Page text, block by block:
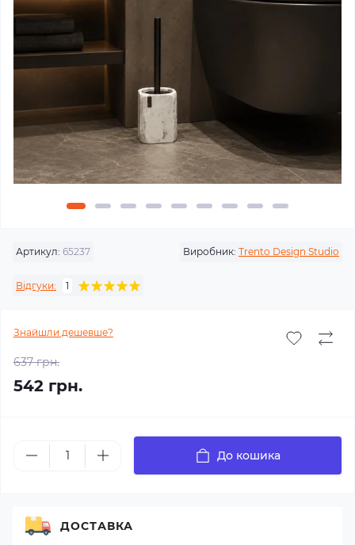
Артикул: 65237 Виробник: Trento Design Studio
Відгуки: 1
Знайшли дешевше?
637 грн.
542 грн.
До кошика
ДОСТАВКА